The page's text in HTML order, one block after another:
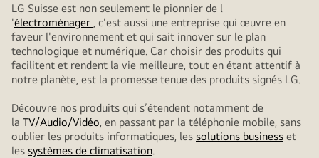
LG Suisse est non seulement le pionnier de l
'électroménager , c'est aussi une entreprise qui œuvre en
faveur l'environnement et qui sait innover sur le plan
technologique et numérique. Car choisir des produits qui
facilitent et rendent la vie meilleure, tout en étant attentif à
notre planète, est la promesse tenue des produits signés LG.
Découvre nos produits qui s’étendent notamment de
la TV/Audio/Vidéo, en passant par la téléphonie mobile, sans
oublier les produits informatiques, les solutions business et
les systèmes de climatisation.